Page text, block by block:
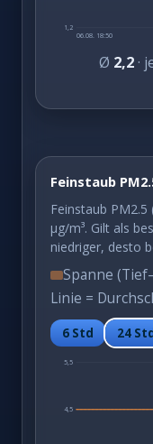
1,2
06.08. 18:50
Ø 2,2 ·
Feinstaub
Feinstaub
µg/m³. Gilt als
niedriger, desto
Spanne
Linie =
6 Std 24
4,5
5,5